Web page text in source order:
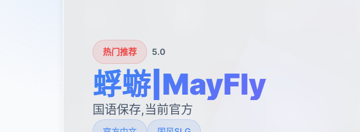
热门推荐 5.0
蜉蝣|MayFly
国语保存,当前官方